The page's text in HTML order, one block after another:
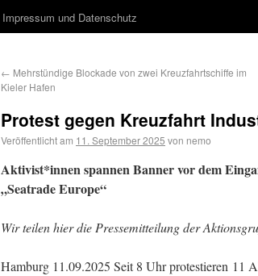
Impressum und Datenschutz
← Mehrstündige Blockade von zwei Kreuzfahrtschiffe im
Kieler Hafen
Protest gegen Kreuzfahrt
Veröffentlicht am 11. September 2025 von nemo
Aktivist*innen spannen Banner vor dem
„Seatrade Europe“
Wir teilen hier die Pressemitteilung der
Hamburg 11.09.2025 Seit 8 Uhr protestieren 11